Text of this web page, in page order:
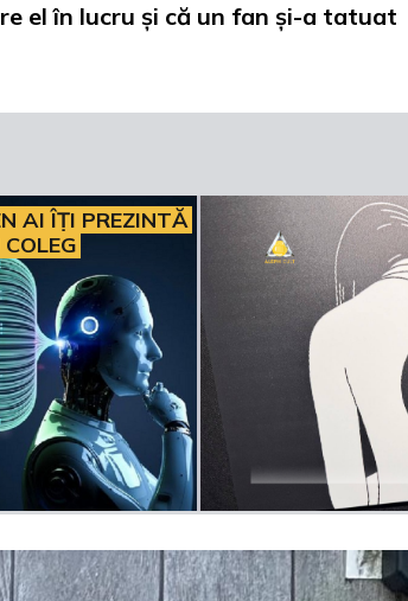
el în lucru și că un fan și-a tatuat
AI ÎȚI PREZINTĂ